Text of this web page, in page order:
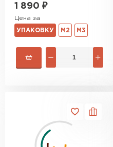
1 890 ₽
Цена за
УПАКОВКУ М2 М3ПЕРЕЙТИ